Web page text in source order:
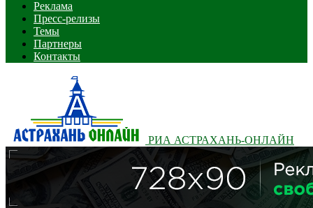
Реклама
Пресс-релизы
Темы
Партнеры
Контакты
РИА АСТРАХАНЬ-ОНЛАЙН